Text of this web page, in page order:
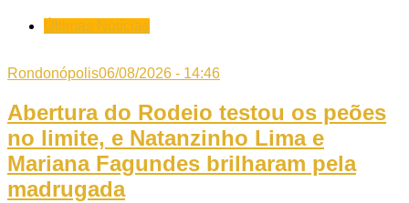
Últimas Notícias
Rondonópolis06/08/2026 - 14:46
Abertura do Rodeio testou os peões
no limite, e Natanzinho Lima e
Mariana Fagundes brilharam pela
madrugada